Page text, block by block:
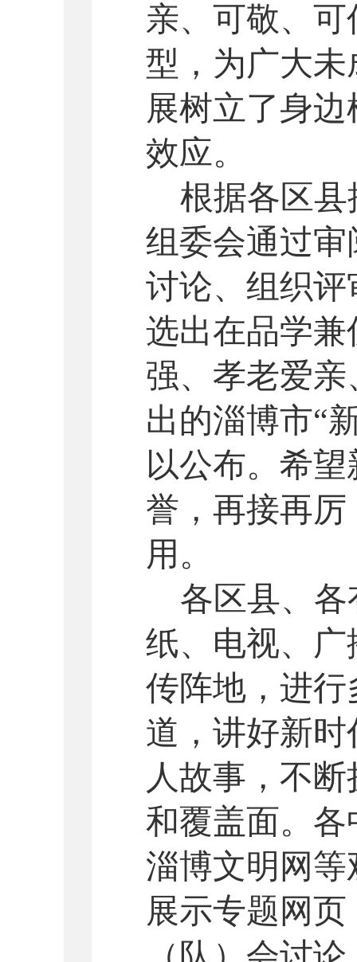
亲、可敬、
型，为广大
展树立了身
效应。
根据各区
组委会通过
讨论、组织
选出在品学
强、孝老爱
出的淄博市“
以公布。希
誉，再接再
用。
各区县、
纸、电视、
传阵地，进
道，讲好新
人故事，不
和覆盖面。
淄博文明网等
展示专题网